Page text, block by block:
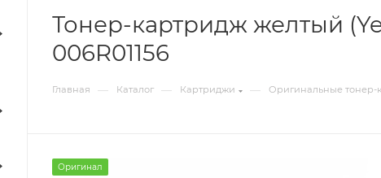
Тонер-картридж желтый
006R01156
Главная — Каталог — Картриджи — Оригинальные тонер-
Оригинал